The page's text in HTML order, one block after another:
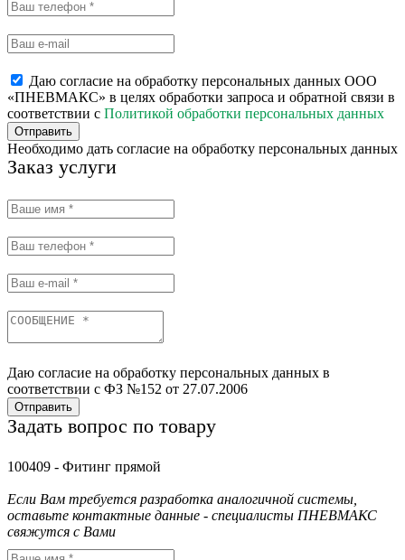
Даю согласие на обработку персональных данных ООО
«ПНЕВМАКС» в целях обработки запроса и обратной связи в
соответствии с Политикой обработки персональных данных
Отправить
Необходимо дать согласие на обработку персональных данных
Заказ услуги
Даю согласие на обработку персональных данных в
соответствии с ФЗ №152 от 27.07.2006
Отправить
Задать вопрос по товару
100409 - Фитинг прямой
Если Вам требуется разработка аналогичной системы,
оставьте контактные данные - специалисты ПНЕВМАКС
свяжутся с Вами